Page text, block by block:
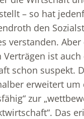
– so hat
den
verstanden. Aber
Verträgen ist
schon suspekt.
erweitert um
zur
Das